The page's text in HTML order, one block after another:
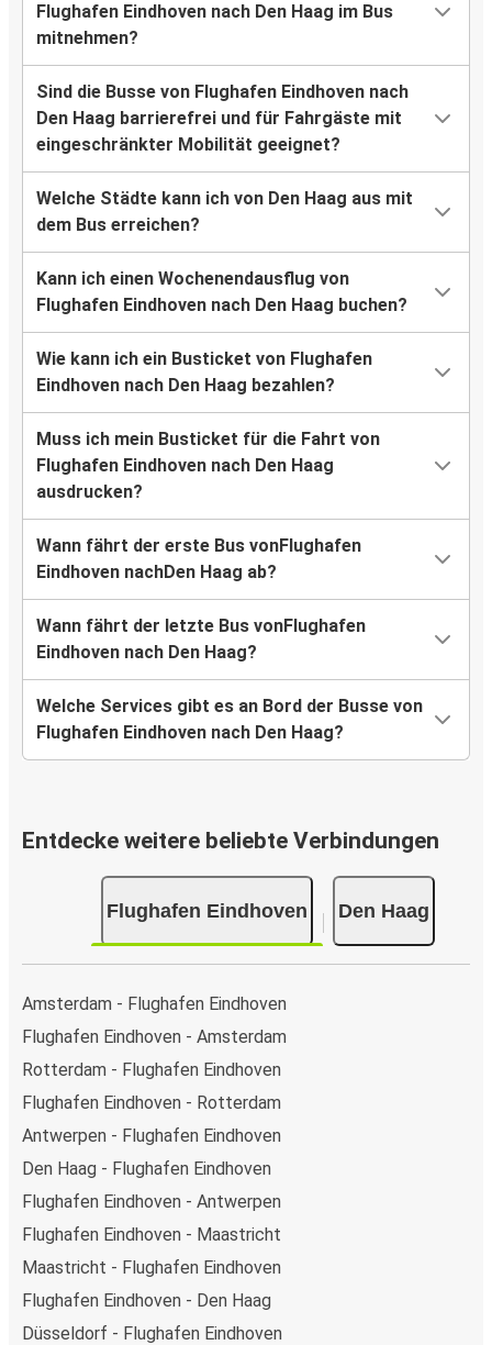
Flughafen Eindhoven nach Den Haag im Bus
mitnehmen?
Sind die Busse von Flughafen Eindhoven nach
Den Haag barrierefrei und für Fahrgäste mit
eingeschränkter Mobilität geeignet?
Welche Städte kann ich von Den Haag aus mit
dem Bus erreichen?
Kann ich einen Wochenendausflug von
Flughafen Eindhoven nach Den Haag buchen?
Wie kann ich ein Busticket von Flughafen
Eindhoven nach Den Haag bezahlen?
Muss ich mein Busticket für die Fahrt von
Flughafen Eindhoven nach Den Haag
ausdrucken?
Wann fährt der erste Bus vonFlughafen
Eindhoven nachDen Haag ab?
Wann fährt der letzte Bus vonFlughafen
Eindhoven nach Den Haag?
Welche Services gibt es an Bord der Busse von
Flughafen Eindhoven nach Den Haag?
Entdecke weitere beliebte Verbindungen
Flughafen Eindhoven Den Haag
Amsterdam - Flughafen Eindhoven
Flughafen Eindhoven - Amsterdam
Rotterdam - Flughafen Eindhoven
Flughafen Eindhoven - Rotterdam
Antwerpen - Flughafen Eindhoven
Den Haag - Flughafen Eindhoven
Flughafen Eindhoven - Antwerpen
Flughafen Eindhoven - Maastricht
Maastricht - Flughafen Eindhoven
Flughafen Eindhoven - Den Haag
Düsseldorf - Flughafen Eindhoven